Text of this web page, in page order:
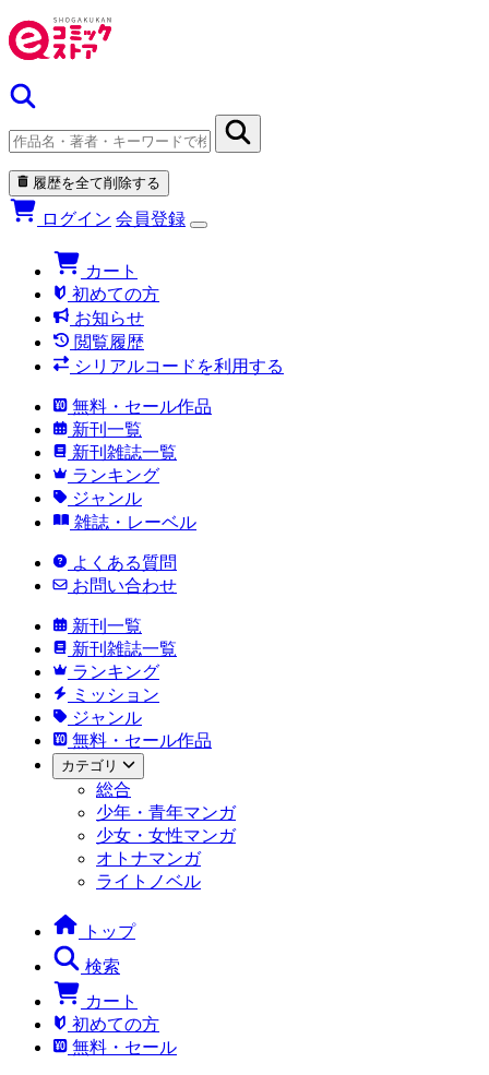
履歴を全て削除する
ログイン 会員登録
カート
初めての方
お知らせ
閲覧履歴
シリアルコードを利用する
無料・セール作品
新刊一覧
新刊雑誌一覧
ランキング
ジャンル
雑誌・レーベル
よくある質問
お問い合わせ
新刊一覧
新刊雑誌一覧
ランキング
ミッション
ジャンル
無料・セール作品
カテゴリ
総合
少年・青年マンガ
少女・女性マンガ
オトナマンガ
ライトノベル
トップ
検索
カート
初めての方
無料・セール